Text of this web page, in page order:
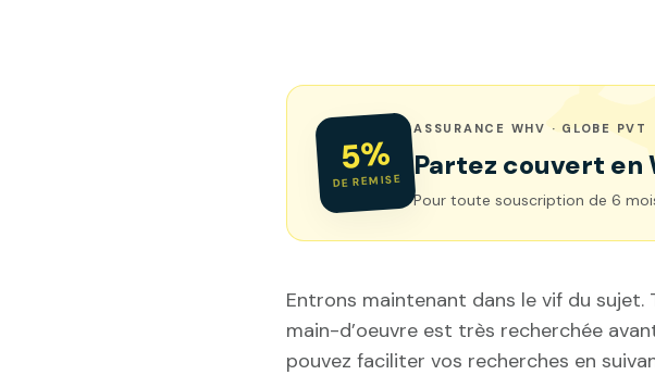
5%
DE REMISE
ASSURANCE WHV · GLOBE PVT
Partez couvert en
Pour toute souscription de 6
Entrons maintenant dans le vif du sujet.
main-d’oeuvre est très recherchée
pouvez faciliter vos recherches en